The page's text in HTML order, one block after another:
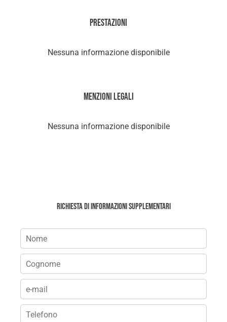
Prestazioni
Nessuna informazione disponibile
Menzioni legali
Nessuna informazione disponibile
Richiesta di informazioni supplementari